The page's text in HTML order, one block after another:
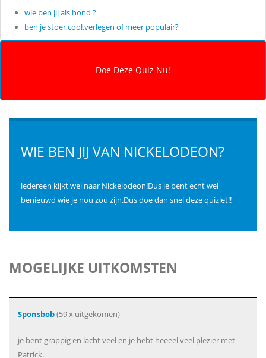
wie ben jij als hond ?
ben je stoer,cool,verlegen of meer populair?
WIE BEN JIJ VAN NICKELODEON?
iedereen kijkt wel naar Nickelodeon!Dus je bent echt wel
benieuwd wie je nou zou zijn.Dus doe dan snel deze quizlet!!
MOGELIJKE UITKOMSTEN
Sponsbob(59 x uitgekomen)
je bent grappig en lacht veel en je hebt heeeel veel plezier met
Patrick.